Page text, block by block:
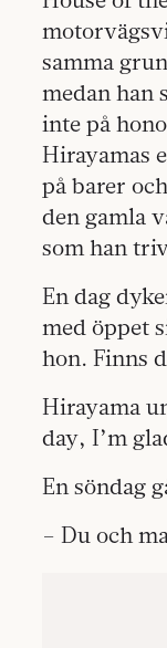
samma
medan han
inte på
Hirayamas
på barer
den gamla
som han
En dag
med öppet
hon. Finns
Hirayama
day, I’m
En söndag
– Du och